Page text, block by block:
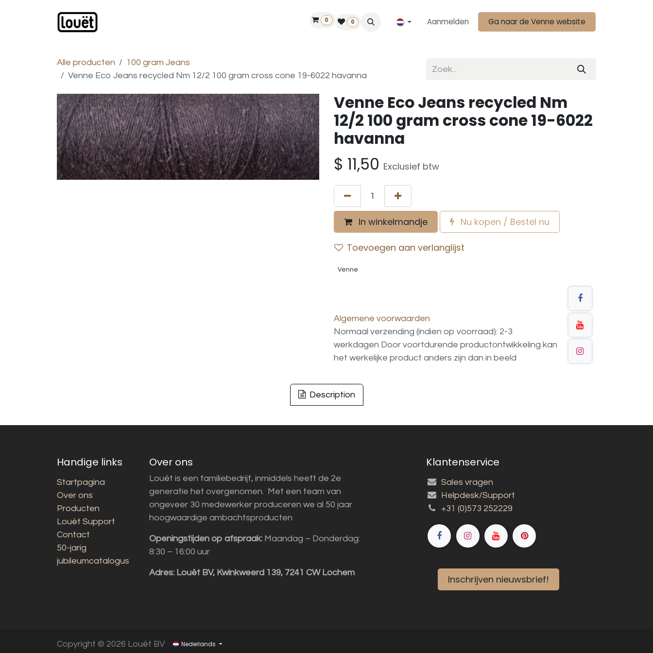
Vind een dealer
0 0 Aanmelden Ga naar de Venne website
Alle producten
100 gram Jeans
Venne Eco Jeans recycled Nm 12/2 100 gram cross cone 19-6022 havanna
Venne Eco Jeans recycled Nm
12/2 100 gram cross cone 19-6022
havanna
$ 11,50 Exclusief btw
In winkelmandje Nu kopen / Bestel nu
Toevoegen aan verlanglijst
Venne
Algemene voorwaarden
Normaal verzending (indien op voorraad): 2-3
werkdagen Door voortdurende productontwikkeling kan
het werkelijke product anders zijn dan in beeld
Description
Handige links
Startpagina
Over ons
Producten
Louët Support
Contact
50-jarig
jubileumcatalogus
Over ons
Louët is een familiebedrijf, inmiddels heeft de 2e
generatie het overgenomen. Met een team van
ongeveer 30 medewerker produceren we al 50 jaar
hoogwaardige ambachtsproducten
Openingstijden op afspraak: Maandag – Donderdag:
8:30 – 16:00 uur
Adres: Louët BV, Kwinkweerd 139, 7241 CW Lochem
Klantenservice
Sales vragen
Helpdesk/Support
+31 (0)573 252229
Inschrijven nieuwsbrief!
Copyright © 2026 Louët BV Nederlands